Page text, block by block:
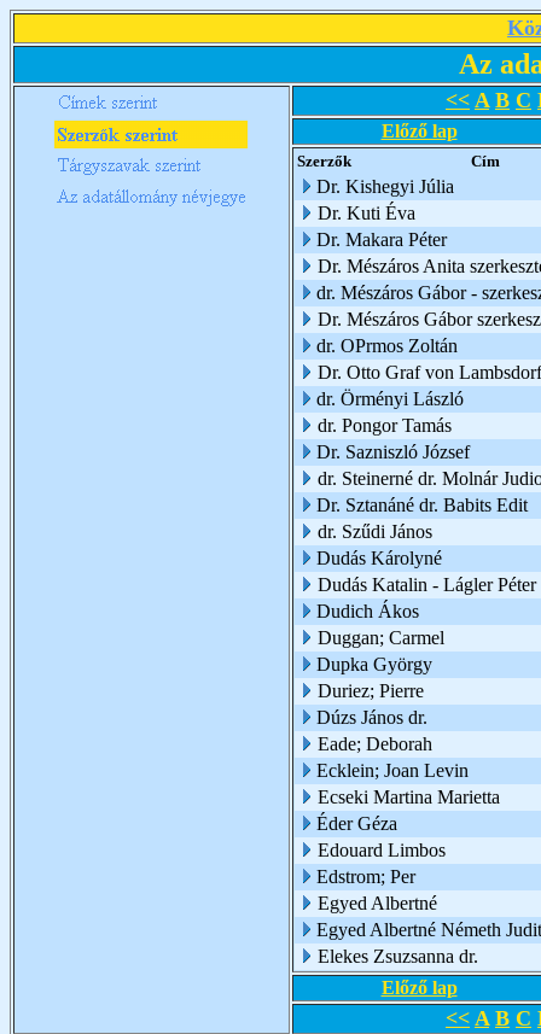
Az
<< A B C
Előző lap
Szerzők Cím
Dr. Kishegyi Júlia
Dr. Kuti Éva
Dr. Makara Péter
Dr. Mészáros Anita
dr. Mészáros Gábor -
Dr. Mészáros Gábor
dr. OPrmos Zoltán
Dr. Otto Graf von
dr. Örményi László
dr. Pongor Tamás
Dr. Sazniszló József
dr. Steinerné dr. Molnár
Dr. Sztanáné dr. Babits Edit
dr. Szűdi János
Dudás Károlyné
Dudás Katalin - Lágler Péter
Dudich Ákos
Duggan; Carmel
Dupka György
Duriez; Pierre
Dúzs János dr.
Eade; Deborah
Ecklein; Joan Levin
Ecseki Martina Marietta
Éder Géza
Edouard Limbos
Edstrom; Per
Egyed Albertné
Egyed Albertné Németh Judit
Elekes Zsuzsanna dr.
Előző lap
<< A B C